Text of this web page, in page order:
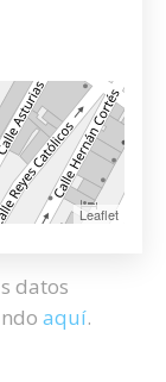
Leaflet
datos
aquí.